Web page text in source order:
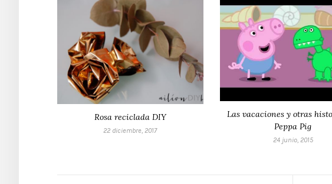
Rosa reciclada DIY
22 diciembre, 2017
Las vacaciones y otras
Peppa Pig
24 junio, 2015